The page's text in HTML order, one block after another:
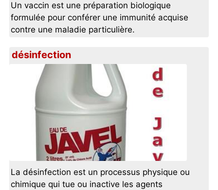
Un vaccin est une préparation biologique
formulée pour conférer une immunité acquise
contre une maladie particulière.
désinfection
La désinfection est un processus physique ou
chimique qui tue ou inactive les agents